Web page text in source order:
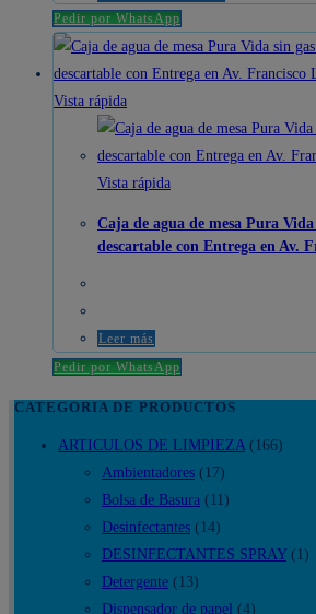
agua
de
mesa
Pura
Vida
sin
gas
litros
cantidad
Pedir por WhatsApp
Vista rápida
Vista rápida
Caja de agua de mesa Pura
descartable con Entrega en Av.
Leer más
Pedir por WhatsApp
CATEGORIA DE PRODUCTOS
ARTICULOS DE LIMPIEZA (166)
Ambientadores (17)
Bolsa de Basura (11)
Desinfectantes (14)
DESINFECTANTES SPRAY (1)
Detergente (13)
Dispensador de papel (4)